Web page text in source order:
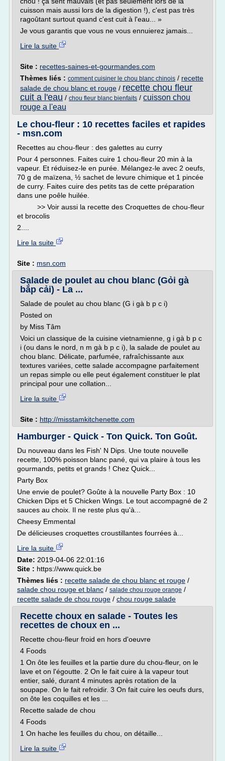
cuisson mais aussi lors de la digestion !), c'est pas très
ragoûtant surtout quand c'est cuit à l'eau... »
Je vous garantis que vous ne vous ennuierez jamais...
Lire la suite
Site : recettes-saines-et-gourmandes.com
Thèmes liés : comment cuisiner le chou blanc chinois / recette
salade de chou blanc et rouge / recette chou fleur
cuit a l'eau / chou fleur blanc bienfaits / cuisson chou
rouge a l'eau
Le chou-fleur : 10 recettes faciles et rapides
- msn.com
Recettes au chou-fleur : des galettes au curry
Pour 4 personnes. Faites cuire 1 chou-fleur 20 min à la
vapeur. Et réduisez-le en purée. Mélangez-le avec 2 oeufs,
70 g de maïzena, ½ sachet de levure chimique et 1 pincée
de curry. Faites cuire des petits tas de cette préparation
dans une poêle huilée.
>> Voir aussi la recette des Croquettes de chou-fleur
et brocolis
2....
Lire la suite
Site : msn.com
Salade de poulet au chou blanc (Gỏi gà
bắp cải) - La ...
Salade de poulet au chou blanc (G i gà b p c i)
Posted on
by Miss Tâm
Voici un classique de la cuisine vietnamienne, g i gà b p c
i (ou dans le nord, n m gà b p c i), la salade de poulet au
chou blanc. Délicate, parfumée, rafraîchissante aux
textures variées, cette salade accompagne parfaitement
un repas simple ou elle peut également constituer le plat
principal pour une collation...
Lire la suite
Site : http://misstamkitchenette.com
Hamburger - Quick - Ton Quick. Ton Goût.
Du nouveau dans les Fish' N Dips. Une toute nouvelle
recette, 100% poisson blanc pané, qui va plaire à tous les
gourmands, petits et grands ! Chez Quick...
Party Box
Une envie de poulet? Goûte à la nouvelle Party Box : 10
Chicken Dips et 5 Chicken Wings. Le tout accompagné de 2
sauces au choix. Il ne reste plus qu'à...
Cheesy Emmental
De délicieuses croquettes croustillantes fourrées à...
Lire la suite
Date: 2019-04-06 22:01:16
Site : https://www.quick.be
Thèmes liés : recette salade de chou blanc et rouge /
salade chou rouge et blanc / salade chou rouge orange /
recette salade de chou rouge / chou rouge salade
Recette choux en salade - Toutes les
recettes de choux en ...
Recette chou-fleur froid en hors d'oeuvre
4 Foods
1 On ôte les feuilles et la partie dure du chou-fleur, on le
lave et on l'égoutte. 2 On le fait cuire à la vapeur tout
entier, salé, durant 4 minutes après rotation de la
soupape. On le fait refroidir. 3 On fait cuire les oeufs durs,
on ôte les coquilles et les ...
Recette salade de chou
4 Foods
1 On hache les feuilles du chou, on détaille...
Lire la suite